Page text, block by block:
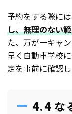
予約をする際には
し、無理のない
た、万が一キャ
早く自動車学校
定を事前に確認
4.4 な